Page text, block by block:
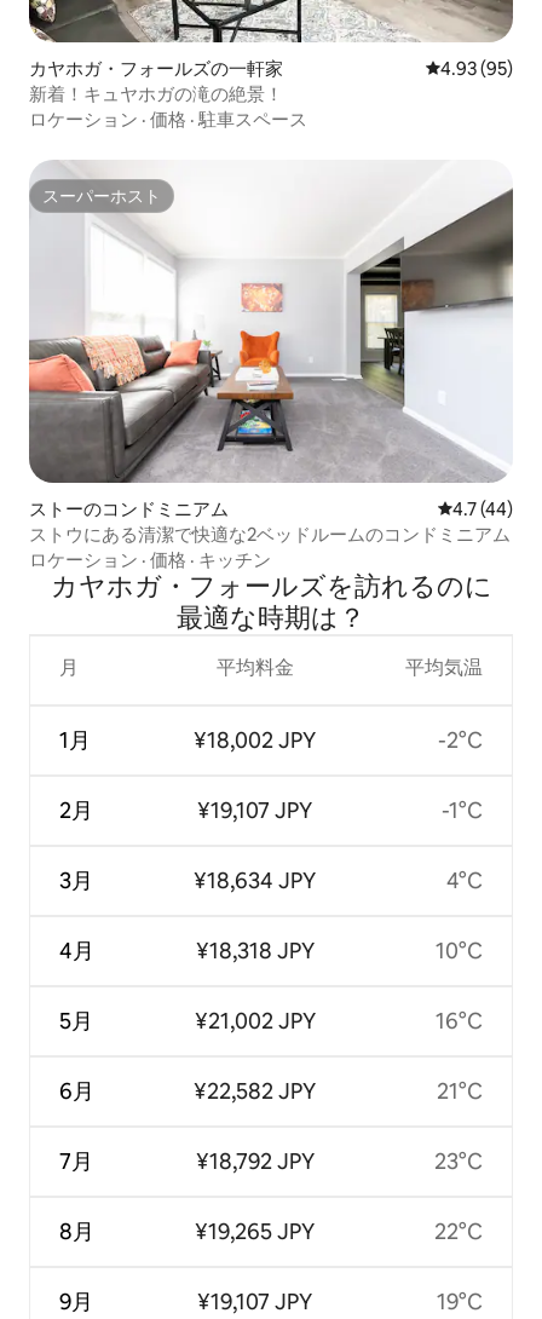
カヤホガ・フォールズの一軒家 レビュー95
4.93 (95)
新着！キュヤホガの滝の絶景！
ロケーション · 価格 ·駐車スペース
スーパーホスト
スーパーホスト
ストーのコンドミニアム レビュー44
4.7 (44)
ストウにある清潔で快適な2ベッドルームのコンドミニアム
ロケーション · 価格 · キッチン
カヤホガ・フォールズを訪⁠れ⁠るの⁠に
最⁠適⁠な時⁠期⁠は⁠？
月
1月
2月
3月
4月
5月
6月
7月
8月
9月
平均料金
¥18,002 JPY
¥19,107 JPY
¥18,634 JPY
¥18,318 JPY
¥21,002 JPY
¥22,582 JPY
¥18,792 JPY
¥19,265 JPY
¥19,107 JPY
平均気温
-2°C
-1°C
4°C
10°C
16°C
21°C
23°C
22°C
19°C